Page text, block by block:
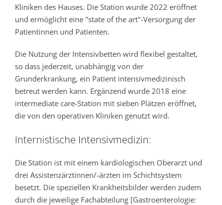
Kliniken des Hauses. Die Station wurde 2022 eröffnet
und ermöglicht eine "state of the art"-Versorgung der
Patientinnen und Patienten.
Die Nutzung der Intensivbetten wird flexibel gestaltet,
so dass jederzeit, unabhängig von der
Grunderkrankung, ein Patient intensivmedizinisch
betreut werden kann. Ergänzend wurde 2018 eine
intermediate care-Station mit sieben Plätzen eröffnet,
die von den operativen Kliniken genutzt wird.
Internistische Intensivmedizin:
Die Station ist mit einem kardiologischen Oberarzt und
drei Assistenzärztinnen/-ärzten im Schichtsystem
besetzt. Die speziellen Krankheitsbilder werden zudem
durch die jeweilige Fachabteilung [Gastroenterologie: